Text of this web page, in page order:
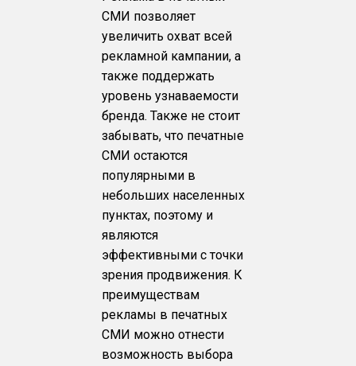
СМИ позволяет
увеличить охват всей
рекламной кампании, а
также поддержать
уровень узнаваемости
бренда. Также не стоит
забывать, что печатные
СМИ остаются
популярными в
небольших населенных
пунктах, поэтому и
являются
эффективными с точки
зрения продвижения. К
преимуществам
рекламы в печатных
СМИ можно отнести
возможность выбора